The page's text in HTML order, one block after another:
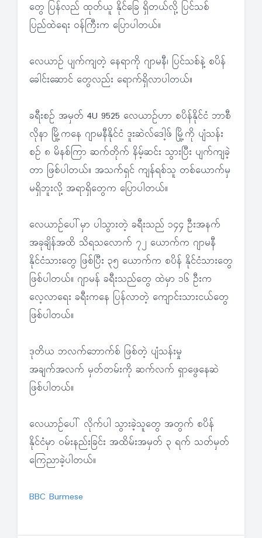
တွေ ပြန်လည် ထုတ်ယူ နိုင်ခြေ ရှိတယ်လို့ ပြင်သစ်
ပြည်ထဲရေး ဝန်ကြီးက ပြောပါတယ်။
လေယာဉ် ပျက်ကျတဲ့ နေရာကို ဂျာမနီ၊ ပြင်သစ်နဲ့ စပိန်
ခေါင်းဆောင် တွေလည်း ရောက်ရှိလာပါတယ်။
ခရီးစဉ် အမှတ် 4U 9525 လေယာဉ်ဟာ စပိန်နိုင်ငံ ဘာစီ
လိုနာ မြို့ကနေ ဂျာမနီနိုင်ငံ ဒူးဆဲလ်ဒေါ့ဖ် မြို့ကို ပျံသန်း
စဉ် ၈ မိနစ်ကြာ ဆက်တိုက် နိမ့်ဆင်း သွားပြီး ပျက်ကျခဲ့
တာ ဖြစ်ပါတယ်။ အသက်ရှင် ကျန်ရစ်သူ တစ်ယောက်မှ
မရှိဘူးလို့ အရာရှိတွေက ပြောပါတယ်။
လေယာဉ်ပေါ်မှာ ပါသွားတဲ့ ခရီးသည် ၁၄၄ ဦးအနက်
အခုချိန်အထိ သိရသလောက် ၇၂ ယောက်က ဂျာမနီ
နိုင်ငံသားတွေ ဖြစ်ပြီး ၃၅ ယောက်က စပိန် နိုင်ငံသားတွေ
ဖြစ်ပါတယ်။ ဂျာမန် ခရီးသည်တွေ ထဲမှာ ၁၆ ဦးက
လေ့လာရေး ခရီးကနေ ပြန်လာတဲ့ ကျောင်းသားငယ်တွေ
ဖြစ်ပါတယ်။
ဒုတိယ ဘလက်ဘောက်စ် ဖြစ်တဲ့ ပျံသန်းမှု
အချက်အလက် မှတ်တမ်းကို ဆက်လက် ရှာဖွေနေဆဲ
ဖြစ်ပါတယ်။
လေယာဉ်ပေါ် လိုက်ပါ သွားခဲ့သူတွေ အတွက် စပိန်
နိုင်ငံမှာ ဝမ်းနည်းခြင်း အထိမ်းအမှတ် ၃ ရက် သတ်မှတ်
ကြေညာခဲ့ပါတယ်။
BBC Burmese